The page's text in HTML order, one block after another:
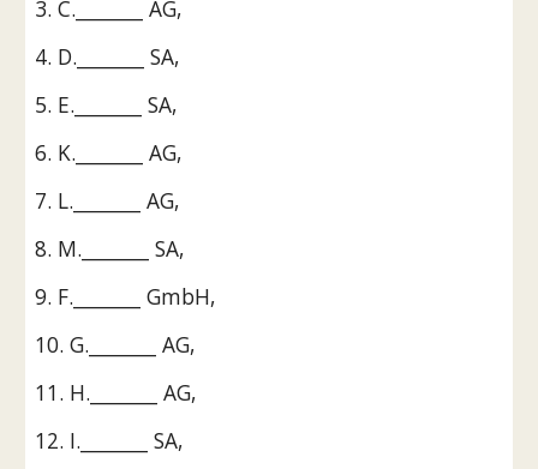
3. C._______ AG,
4. D._______ SA,
5. E._______ SA,
6. K._______ AG,
7. L._______ AG,
8. M._______ SA,
9. F._______ GmbH,
10. G._______ AG,
11. H._______ AG,
12. I._______ SA,